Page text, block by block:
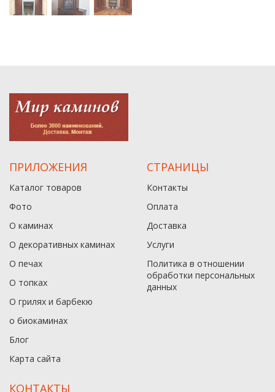
ПРИЛОЖЕНИЯ
Каталог товаров
Фото
О каминах
О декоративных каминах
О печах
О топках
О грилях и барбекю
о биокаминах
Блог
Карта сайта
СТРАНИЦЫ
Контакты
Оплата
Доставка
Услуги
Политика в отношении
обработки персональных
данныx
КОНТАКТЫ